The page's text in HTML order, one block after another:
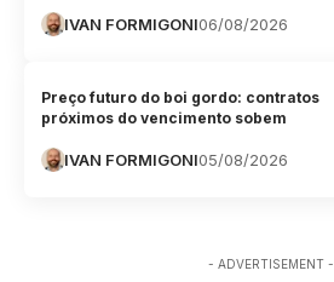
IVAN FORMIGONI06/08/2026
Preço futuro do boi gordo: contratos
próximos do vencimento sobem
IVAN FORMIGONI05/08/2026
- ADVERTISEMENT -